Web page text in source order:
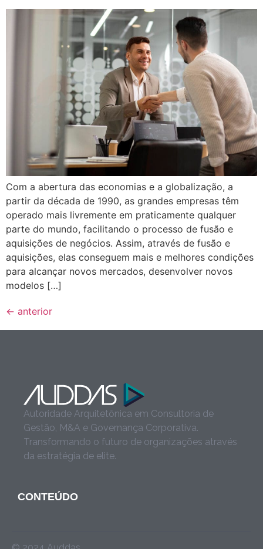
Com a abertura das economias e a globalização, a
partir da década de 1990, as grandes empresas têm
operado mais livremente em praticamente qualquer
parte do mundo, facilitando o processo de fusão e
aquisições de negócios. Assim, através de fusão e
aquisições, elas conseguem mais e melhores condições
para alcançar novos mercados, desenvolver novos
modelos […]
← anterior
Autoridade Arquitetônica em Consultoria de
Gestão, M&A e Governança Corporativa.
Transformando o futuro de organizações através
da estratégia de elite.
CONTEÚDO